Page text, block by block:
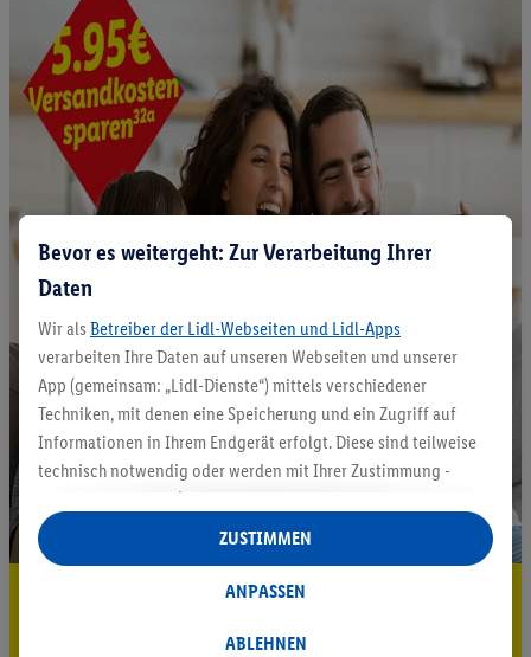
5.95 € Versand sparen³²ᵃ
Jetzt zum Newsletter anmelden
Bevor es weitergeht: Zur Verarbeitung Ihrer
Daten
Wir als Betreiber der Lidl-Webseiten und Lidl-Apps
verarbeiten Ihre Daten auf unseren Webseiten und unserer
App (gemeinsam: „Lidl-Dienste“) mittels verschiedener
Techniken, mit denen eine Speicherung und ein Zugriff auf
Informationen in Ihrem Endgerät erfolgt. Diese sind teilweise
technisch notwendig oder werden mit Ihrer Zustimmung -
auch durch Partner (u.a.
Verantwortliche; im Zusammenhang mit dem IAB TCF
insgesamt
Statistik-Erstellung oder für personalisierte Werbung
Datenverarbeitungen für personalisierte Werbung werden
ABLEHNEN
ANPASSEN
ZUSTIMMEN